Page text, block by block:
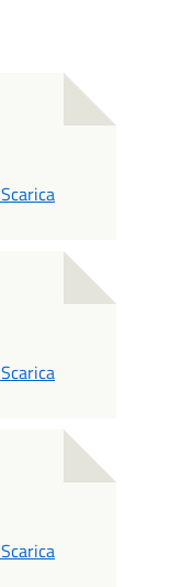
PDF
Scarica
PDF
Scarica
PDF
Scarica